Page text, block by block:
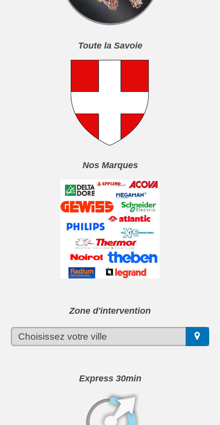
Toute la Savoie
Nos Marques
Zone d'intervention
Express 30min